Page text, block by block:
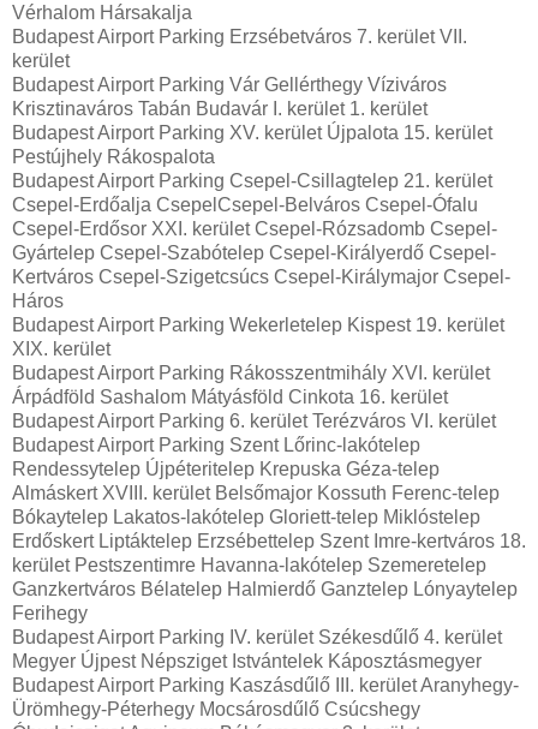
Vérhalom Hársakalja
Budapest Airport Parking Erzsébetváros 7. kerület VII.
kerület
Budapest Airport Parking Vár Gellérthegy Víziváros
Krisztinaváros Tabán Budavár I. kerület 1. kerület
Budapest Airport Parking XV. kerület Újpalota 15. kerület
Pestújhely Rákospalota
Budapest Airport Parking Csepel-Csillagtelep 21. kerület
Csepel-Erdőalja CsepelCsepel-Belváros Csepel-Ófalu
Csepel-Erdősor XXI. kerület Csepel-Rózsadomb Csepel-
Gyártelep Csepel-Szabótelep Csepel-Királyerdő Csepel-
Kertváros Csepel-Szigetcsúcs Csepel-Királymajor Csepel-
Háros
Budapest Airport Parking Wekerletelep Kispest 19. kerület
XIX. kerület
Budapest Airport Parking Rákosszentmihály XVI. kerület
Árpádföld Sashalom Mátyásföld Cinkota 16. kerület
Budapest Airport Parking 6. kerület Terézváros VI. kerület
Budapest Airport Parking Szent Lőrinc-lakótelep
Rendessytelep Újpéteritelep Krepuska Géza-telep
Almáskert XVIII. kerület Belsőmajor Kossuth Ferenc-telep
Bókaytelep Lakatos-lakótelep Gloriett-telep Miklóstelep
Erdőskert Liptáktelep Erzsébettelep Szent Imre-kertváros 18.
kerület Pestszentimre Havanna-lakótelep Szemeretelep
Ganzkertváros Bélatelep Halmierdő Ganztelep Lónyaytelep
Ferihegy
Budapest Airport Parking IV. kerület Székesdűlő 4. kerület
Megyer Újpest Népsziget Istvántelek Káposztásmegyer
Budapest Airport Parking Kaszásdűlő III. kerület Aranyhegy-
Ürömhegy-Péterhegy Mocsárosdűlő Csúcshegy